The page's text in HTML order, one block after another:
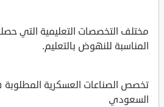
مختلف التخصصات التعليمية التي
المناسبة للنهوض بالتعليم.
تخصص الصناعات العسكرية
السعودي